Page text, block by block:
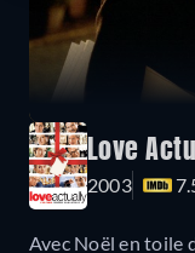
Love
2003
Avec Noël en toile